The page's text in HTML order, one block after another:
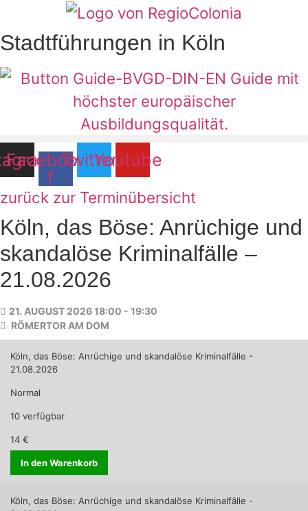
Inhalt
springen
Stadtführungen in Köln
Facebook-
f
TwitterYoutube
zurück zur Terminübersicht
Köln, das Böse: Anrüchige und
skandalöse Kriminalfälle –
21.08.2026
21. AUGUST 2026 18:00 - 19:30
RÖMERTOR AM DOM
Köln, das Böse: Anrüchige und skandalöse Kriminalfälle -
21.08.2026
Normal
10 verfügbar
14 €
In den Warenkorb
Köln, das Böse: Anrüchige und skandalöse Kriminalfälle -